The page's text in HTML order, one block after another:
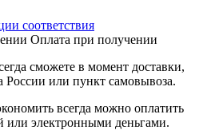
соответствия
Оплата при получении
сможете в момент доставки,
России или пункт самовывоза.
всегда можно оплатить
или электронными деньгами.